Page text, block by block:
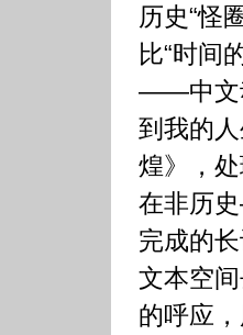
历史“怪
比“时间
——中文
到我的
煌》，
在非历
完成的
文本空
的呼应